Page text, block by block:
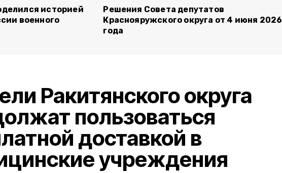
историей
военного
Решения Совета депутатов
Краснояружского округа от 4 июня 2026
года
Ракитянского округа
пользоваться
доставкой в
учреждения